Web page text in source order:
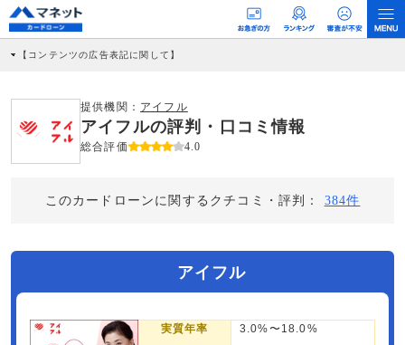
【コンテンツの広告表記に関して】
社に対して企業から紹介報酬が支払われるという収益モデルです。 ただし、特定の
商品を根拠なくPRするものではなく、当編集部の調査／ユーザーへの口コミ収集な
どに基づき、公平性を担保した情報提供を行っています。
>提携企業一覧
提供機関： アイフル
アイフルの評判・口コミ情報
総合評価 4.0
このカードローンに関するクチコミ・評判： 384件
アイフル
実質年率 3.0%〜18.0%